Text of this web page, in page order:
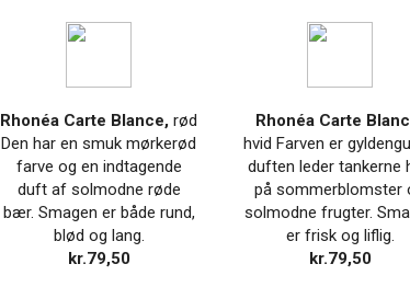
Rhonéa Carte Blance, rød
Den har en smuk mørkerød
farve og en indtagende
duft af solmodne røde
bær. Smagen er både rund,
blød og lang.
kr.79,50
Rhonéa Carte
hvid Farven er
duften leder tankerne
på sommerblomster
solmodne frugter.
er frisk og liflig.
kr.79,50